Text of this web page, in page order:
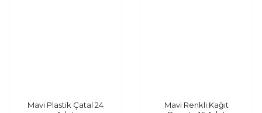
Mavi Plastik Çatal 24
Mavi Renkli Kağıt